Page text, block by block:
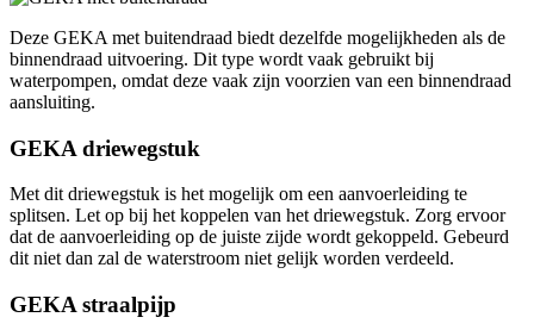
Deze GEKA met buitendraad biedt dezelfde mogelijkheden als de
binnendraad uitvoering. Dit type wordt vaak gebruikt bij
waterpompen, omdat deze vaak zijn voorzien van een binnendraad
aansluiting.
GEKA driewegstuk
Met dit driewegstuk is het mogelijk om een aanvoerleiding te
splitsen. Let op bij het koppelen van het driewegstuk. Zorg ervoor
dat de aanvoerleiding op de juiste zijde wordt gekoppeld. Gebeurd
dit niet dan zal de waterstroom niet gelijk worden verdeeld.
GEKA straalpijp